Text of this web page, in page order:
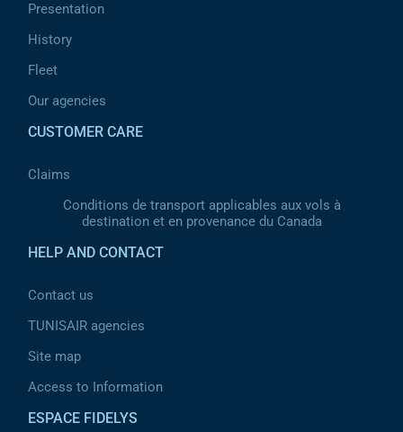
Presentation
History
Fleet
Our agencies
CUSTOMER CARE
Claims
Conditions de transport applicables aux vols à
destination et en provenance du Canada
HELP AND CONTACT
Contact us
TUNISAIR agencies
Site map
Access to Information
ESPACE FIDELYS